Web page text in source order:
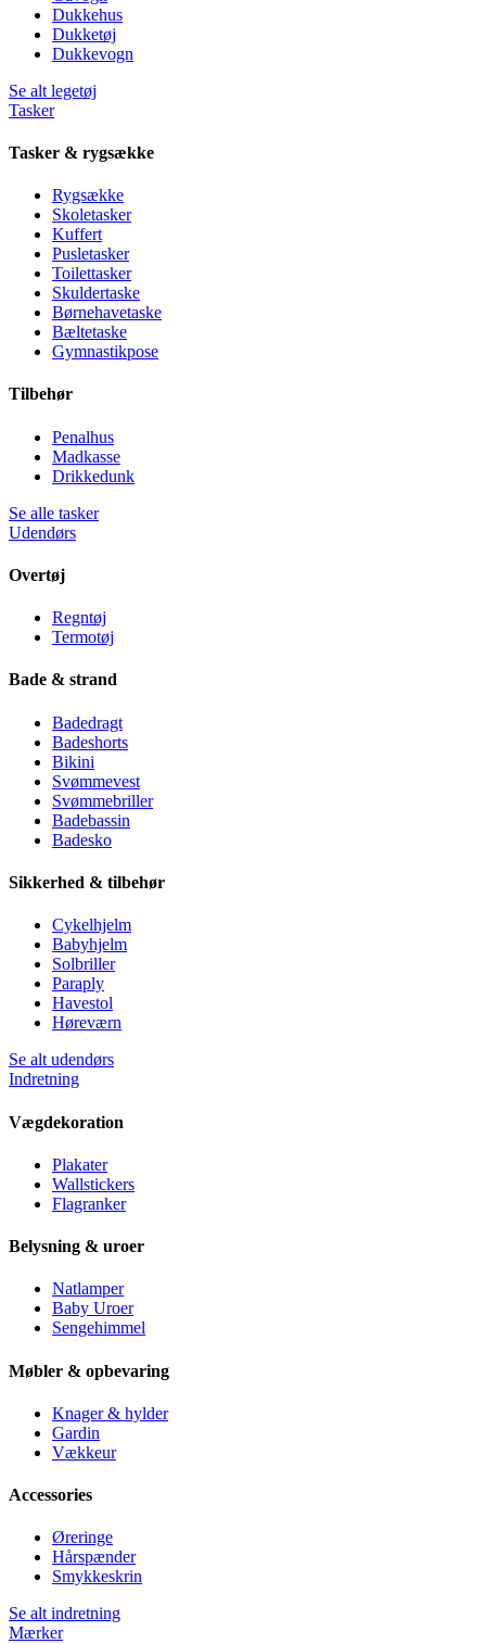
Dukkehus
Dukketøj
Dukkevogn
Se alt legetøj
Tasker
Tasker & rygsække
Rygsække
Skoletasker
Kuffert
Pusletasker
Toilettasker
Skuldertaske
Børnehavetaske
Bæltetaske
Gymnastikpose
Tilbehør
Penalhus
Madkasse
Drikkedunk
Se alle tasker
Udendørs
Overtøj
Regntøj
Termotøj
Bade & strand
Badedragt
Badeshorts
Bikini
Svømmevest
Svømmebriller
Badebassin
Badesko
Sikkerhed & tilbehør
Cykelhjelm
Babyhjelm
Solbriller
Paraply
Havestol
Høreværn
Se alt udendørs
Indretning
Vægdekoration
Plakater
Wallstickers
Flagranker
Belysning & uroer
Natlamper
Baby Uroer
Sengehimmel
Møbler & opbevaring
Knager & hylder
Gardin
Vækkeur
Accessories
Øreringe
Hårspænder
Smykkeskrin
Se alt indretning
Mærker